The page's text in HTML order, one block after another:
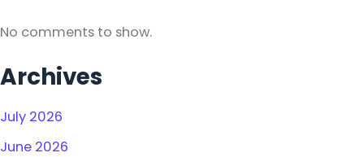
No comments to show.
Archives
July 2026
June 2026